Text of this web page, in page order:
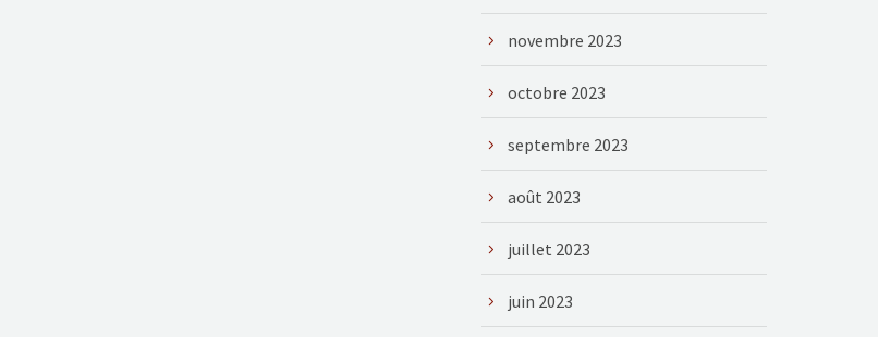
novembre 2023
octobre 2023
septembre 2023
août 2023
juillet 2023
juin 2023